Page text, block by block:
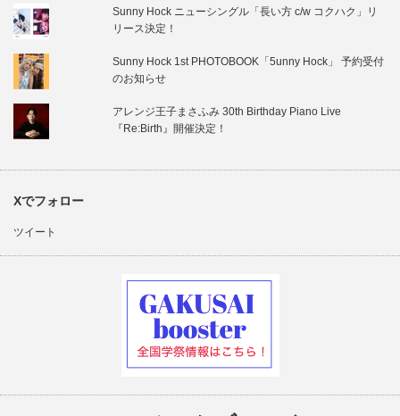
Sunny Hock ニューシングル「長い方 c/w コクハク」リ
リース決定！
Sunny Hock 1st PHOTOBOOK「5unny Hock」 予約受付
のお知らせ
アレンジ王子まさふみ 30th Birthday Piano Live
『Re:Birth』開催決定！
Xでフォロー
ツイート